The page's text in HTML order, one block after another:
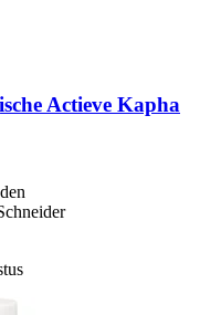
Actieve Kapha